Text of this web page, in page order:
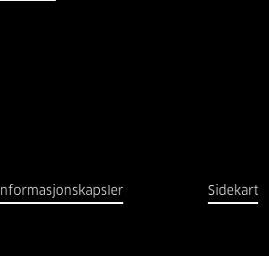
Informasjonskapsler Sidekart